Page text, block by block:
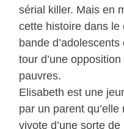
sérial killer. Mais en
cette histoire dans le
bande
tour d’une
pauvres.
Elisabeth est une
par un parent
vivote d’une sorte